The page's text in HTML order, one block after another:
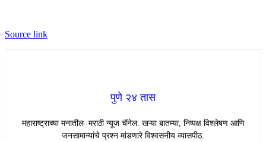
Source link
पुणे २४ तास
महाराष्ट्राच्या मनातील मराठी न्यूज चॅनेल. खऱ्या बातम्या, निष्पक्ष विश्लेषण आणि
जनसामान्यांचे प्रश्न मांडणारे विश्वसनीय व्यासपीठ.